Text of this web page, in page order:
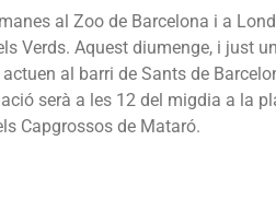
al Zoo de Barcelona i a
Verds. Aquest diumenge, i just
al barri de Sants de
serà a les 12 del migdia a la
Capgrossos de Mataró.